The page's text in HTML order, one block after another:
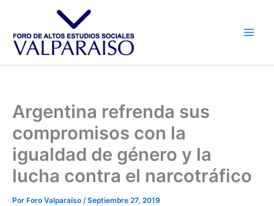
contenido
Argentina refrenda sus
compromisos con la
igualdad de género y la
lucha contra el narcotráfico
Por Foro Valparaíso /Septiembre 27, 2019